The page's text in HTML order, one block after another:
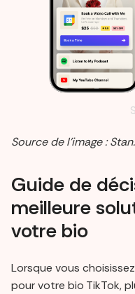
Source de l’image :
Guide de
meilleure
votre bio
Lorsque vous
pour votre bio TikTok,